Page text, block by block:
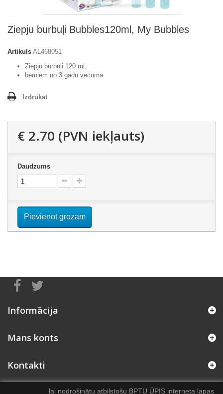
lai nodrošinātu atbilstošu BPTU ŪPIS interneta lapas
Ziepju burbuļi Bubbles120ml, My Bubbles
Artikuls AL468051
Ziepju burbuļi 120 ml,
bērniem no 3 gadu vecuma
Izdrukāt
€ 2.70 (PVN iekļauts)
Daudzums
Pievienot grozam
Informācija
Mans konts
Kontakti